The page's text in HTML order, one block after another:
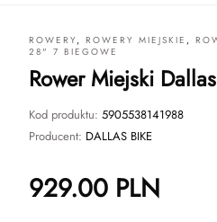
ROWERY, ROWERY MIEJSKIE ,
28" 7 BIEGOWE
Rower Miejski
Kod produktu: 5905538141988
Producent: DALLAS BIKE
929.00 PLN